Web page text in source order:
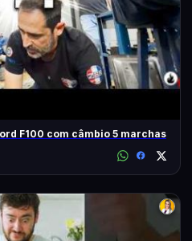
F100 com câmbio 5 marchas